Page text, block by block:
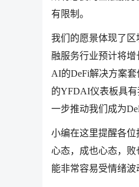
有限制。
我们的愿景体现了
融服务行业预计将
AI的DeFi解决方案
的YFDAI仪表板具
一步推动我们成为
小编在这里提醒各
心态，成也心态，
能非常容易受情绪